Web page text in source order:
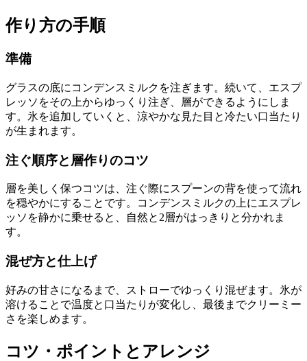
作り方の手順
準備
グラスの底にコンデンスミルクを注ぎます。続いて、エスプ
レッソをその上からゆっくり注ぎ、層ができるようにしま
す。氷を追加していくと、涼やかな見た目と冷たい口当たり
が生まれます。
注ぐ順序と層作りのコツ
層を美しく保つコツは、注ぐ際にスプーンの背を使って流れ
を穏やかにすることです。コンデンスミルクの上にエスプレ
ッソを静かに乗せると、自然と2層がはっきりと分かれま
す。
混ぜ方と仕上げ
好みの甘さになるまで、ストローでゆっくり混ぜます。氷が
溶けることで温度と口当たりが変化し、最後までクリーミー
さを楽しめます。
コツ・ポイントとアレンジ